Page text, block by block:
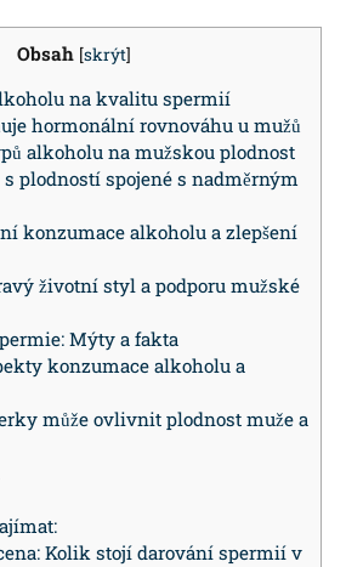
Obsah [skrýt]
na kvalitu spermií
hormonální rovnováhu u mužů
alkoholu na mužskou plodnost
plodností spojené s nadměrným
konzumace alkoholu a zlepšení
životní styl a podporu mužské
Mýty a fakta
konzumace alkoholu a
může ovlivnit plodnost muže a
Kolik stojí darování spermií v